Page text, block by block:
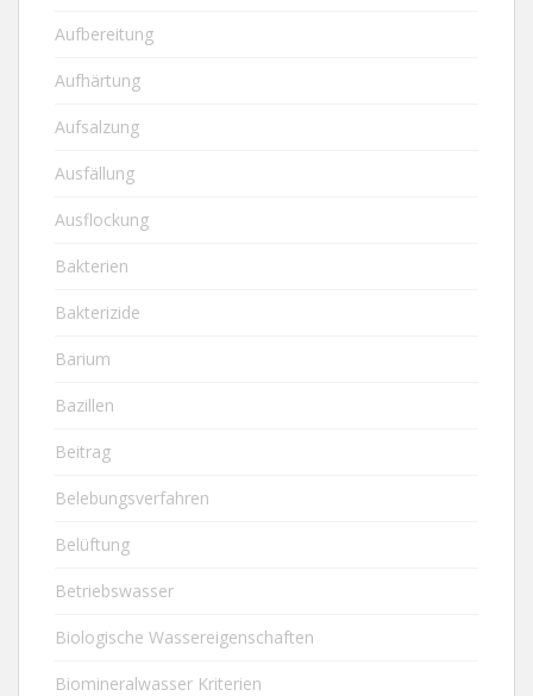
Aufbereitung
Aufhärtung
Aufsalzung
Ausfällung
Ausflockung
Bakterien
Bakterizide
Barium
Bazillen
Beitrag
Belebungsverfahren
Belüftung
Betriebswasser
Biologische Wassereigenschaften
Biomineralwasser Kriterien